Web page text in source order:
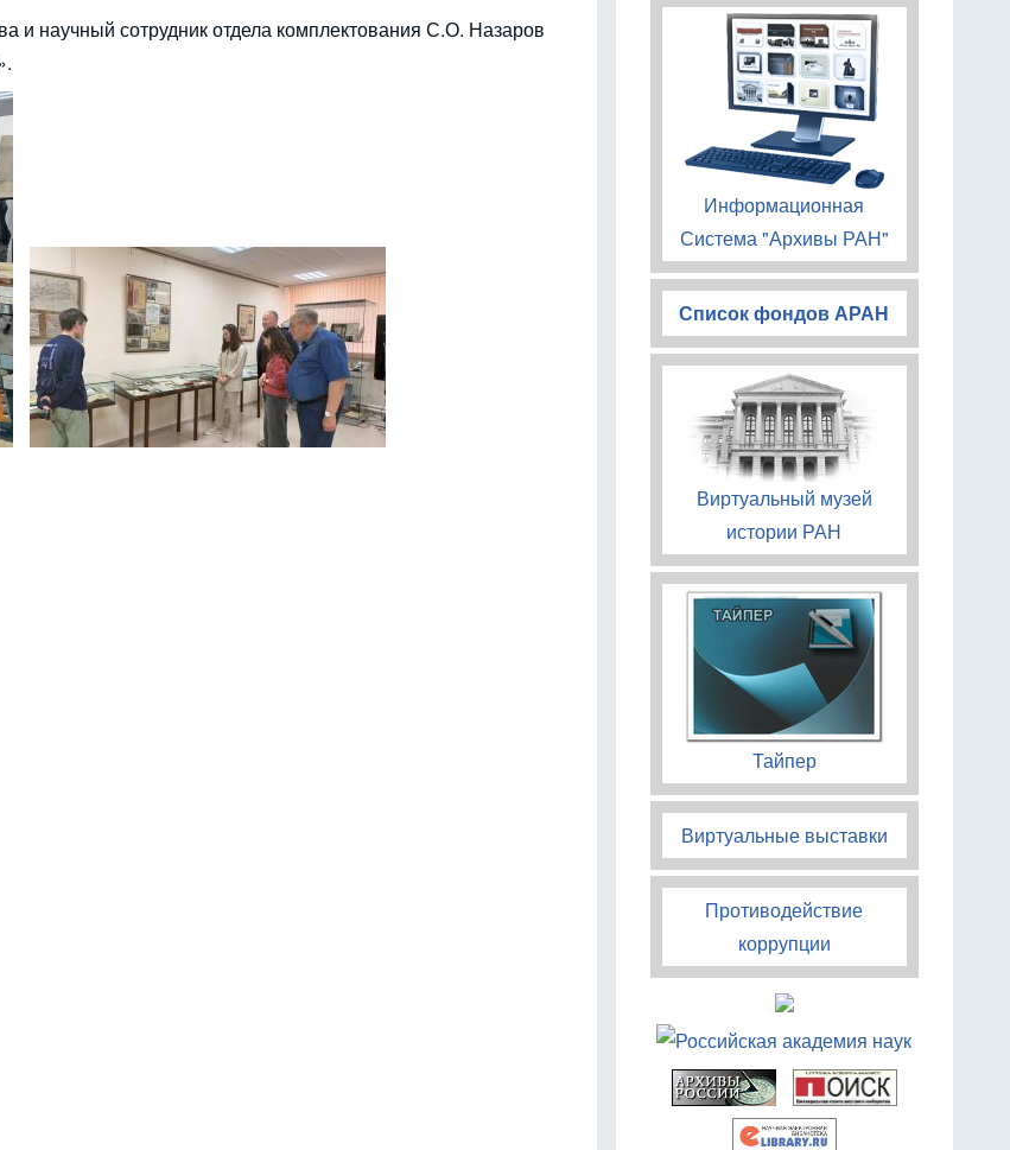
и научный сотрудник отдела комплектования С.О. Назаров
Информационная
Система "Архивы РАН"
Список фондов АРАН
Виртуальный музей
истории РАН
Тайпер
Виртуальные выставки
Противодействие
коррупции